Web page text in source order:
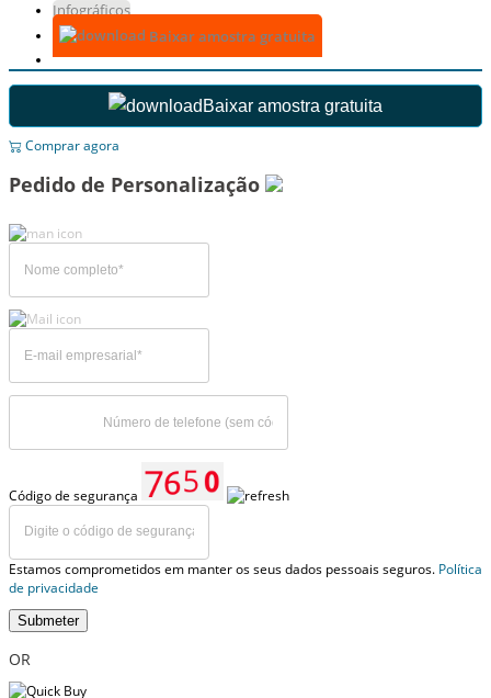
Infográficos
Baixar amostra gratuita
Baixar amostra gratuita
Comprar agora
Pedido de Personalização
Código de segurança
Estamos comprometidos em manter os seus dados pessoais seguros. Política
de privacidade
Submeter
OR